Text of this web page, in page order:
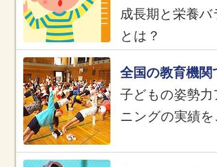
成長期と栄養
とは？
全国の教育機関
子どもの姿勢
ニングの実績